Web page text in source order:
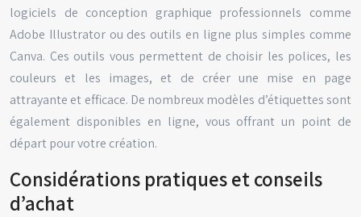
logiciels de conception graphique professionnels comme
Adobe Illustrator ou des outils en ligne plus simples comme
Canva. Ces outils vous permettent de choisir les polices, les
couleurs et les images, et de créer une mise en page
attrayante et efficace. De nombreux modèles d’étiquettes sont
également disponibles en ligne, vous offrant un point de
départ pour votre création.
Considérations pratiques et conseils
d’achat